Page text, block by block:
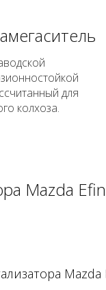
для
колхоза.
Mazda